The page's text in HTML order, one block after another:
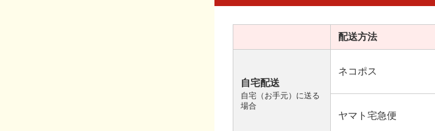
配送方法
自宅配送
自宅（お手元）に送る
場合
ネコポス
ヤマト宅急便